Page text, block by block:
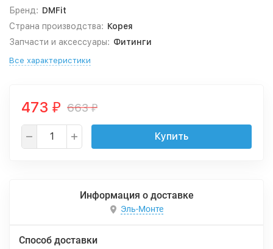
Бренд: DMFit
Страна производства: Корея
Запчасти и аксессуары: Фитинги
Все характеристики
473 ₽ 663₽
Купить
Информация о доставке
Эль-Монте
Способ доставки